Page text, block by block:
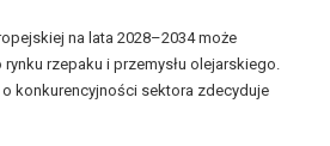
na lata 2028–2034 może
rzepaku i przemysłu olejarskiego.
konkurencyjności sektora zdecyduje